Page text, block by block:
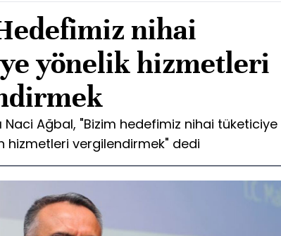
nihai
yönelik hizmetleri
Naci Ağbal, "Bizim hedefimiz nihai tüketiciye
hizmetleri vergilendirmek" dedi